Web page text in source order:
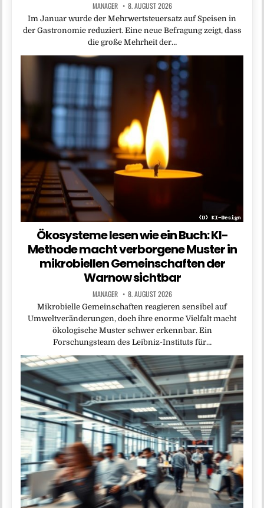
MANAGER 8. AUGUST 2026
Im Januar wurde der Mehrwertsteuersatz auf Speisen in
der Gastronomie reduziert. Eine neue Befragung zeigt, dass
die große Mehrheit der…
Ökosysteme lesen wie ein Buch: KI-
Methode macht verborgene Muster in
mikrobiellen Gemeinschaften der
Warnow sichtbar
MANAGER 8. AUGUST 2026
Mikrobielle Gemeinschaften reagieren sensibel auf
Umweltveränderungen, doch ihre enorme Vielfalt macht
ökologische Muster schwer erkennbar. Ein
Forschungsteam des Leibniz-Instituts für…